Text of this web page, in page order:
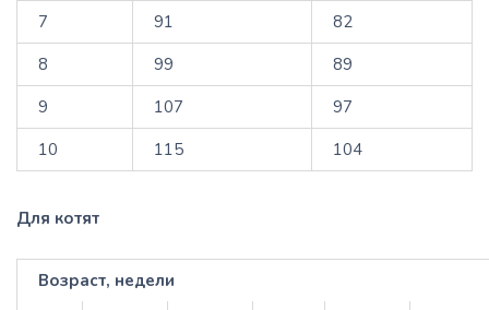
7
91
82
8
99
89
9
107
97
10
115 104
Для котят
Возраст, недели